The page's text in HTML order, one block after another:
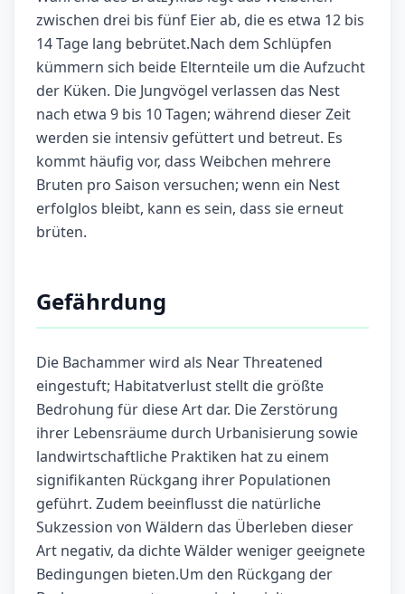
zwischen drei bis fünf Eier ab, die es etwa 12 bis
14 Tage lang bebrütet.Nach dem Schlüpfen
kümmern sich beide Elternteile um die Aufzucht
der Küken. Die Jungvögel verlassen das Nest
nach etwa 9 bis 10 Tagen; während dieser Zeit
werden sie intensiv gefüttert und betreut. Es
kommt häufig vor, dass Weibchen mehrere
Bruten pro Saison versuchen; wenn ein Nest
erfolglos bleibt, kann es sein, dass sie erneut
brüten.
Gefährdung
Die Bachammer wird als Near Threatened
eingestuft; Habitatverlust stellt die größte
Bedrohung für diese Art dar. Die Zerstörung
ihrer Lebensräume durch Urbanisierung sowie
landwirtschaftliche Praktiken hat zu einem
signifikanten Rückgang ihrer Populationen
geführt. Zudem beeinflusst die natürliche
Sukzession von Wäldern das Überleben dieser
Art negativ, da dichte Wälder weniger geeignete
Bedingungen bieten.Um den Rückgang der